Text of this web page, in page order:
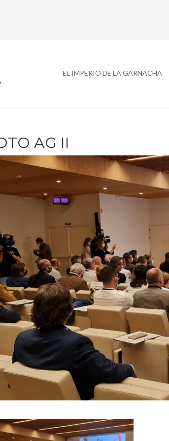
EL IMPERIO DE LA GARNACHA
AG II